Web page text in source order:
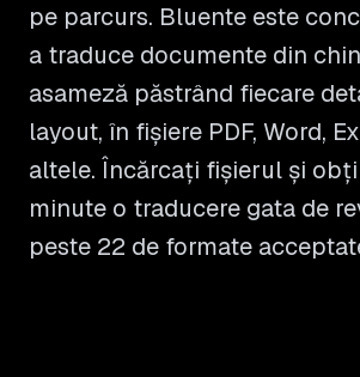
pe parcurs. Bluente este
a traduce documente din
asameză păstrând fiecare
layout, în fișiere PDF, Word,
altele. Încărcați fișierul și
minute o traducere gata de
peste 22 de formate